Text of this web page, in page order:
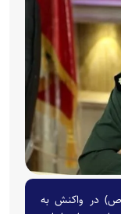
(ص) در واکنش به